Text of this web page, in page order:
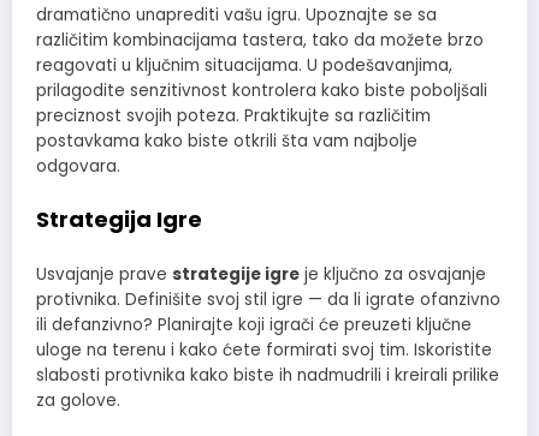
dramatično unaprediti vašu igru. Upoznajte se sa
različitim kombinacijama tastera, tako da možete brzo
reagovati u ključnim situacijama. U podešavanjima,
prilagodite senzitivnost kontrolera kako biste poboljšali
preciznost svojih poteza. Praktikujte sa različitim
postavkama kako biste otkrili šta vam najbolje
odgovara.
Strategija Igre
Usvajanje prave strategije igre je ključno za osvajanje
protivnika. Definišite svoj stil igre — da li igrate ofanzivno
ili defanzivno? Planirajte koji igrači će preuzeti ključne
uloge na terenu i kako ćete formirati svoj tim. Iskoristite
slabosti protivnika kako biste ih nadmudrili i kreirali prilike
za golove.